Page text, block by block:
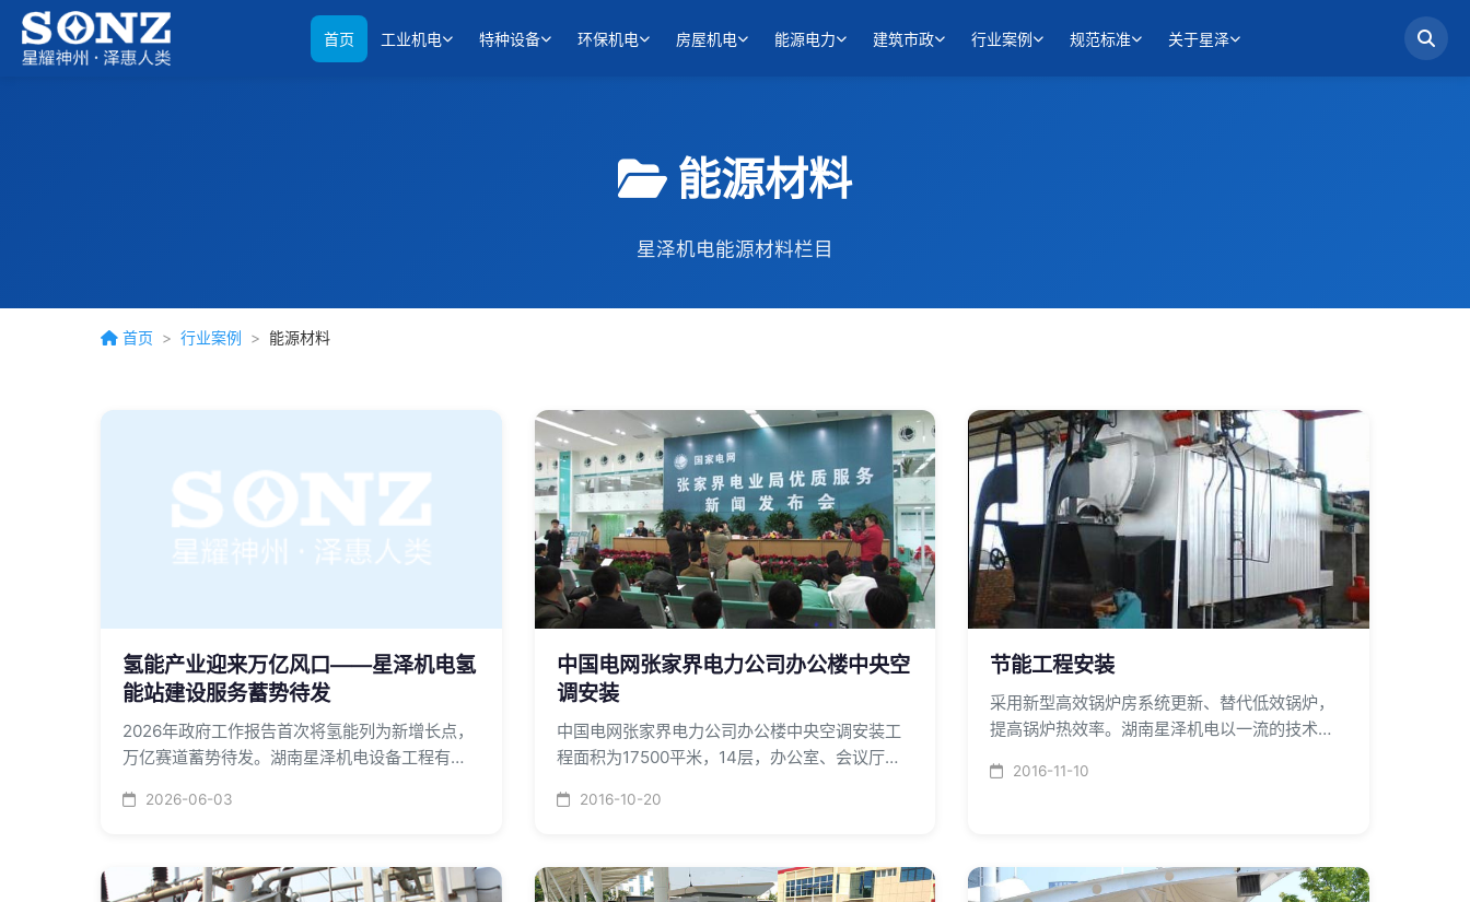
首页 工业机电 特种设备 环保机电 房屋机电 能源电力 建筑市政 行业案例 规范标准 关于星泽
能源材料
星泽机电能源材料栏目
首页 > 行业案例 > 能源材料
氢能产业迎来万亿风口——星泽机电氢
能站建设服务蓄势待发
2026年政府工作报告首次将氢能列为新增长点，
万亿赛道蓄势待发。湖南星泽机电设备工程有限
核心资质，积极布局氢能站建设服务，助力湖南
2026-06-03
中国电网张家界电力公司办公楼中央空
调安装
中国电网张家界电力公司办公楼中央空调安装工
程面积为17500平米，14层，办公室、会议厅、
待所、大堂等。
2016-10-20
节能工程安装
采用新型高效锅炉房系统更新、替代低效锅炉，
提高锅炉热效率。湖南星泽机电以一流的技术和
2016-11-10